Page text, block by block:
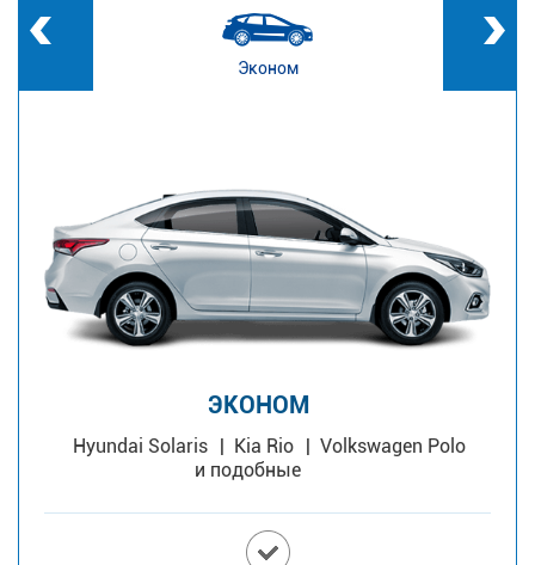
Эконом
ЭКОНОМ
Hyundai Solaris Kia Rio
Volkswagen Polo
и подобные